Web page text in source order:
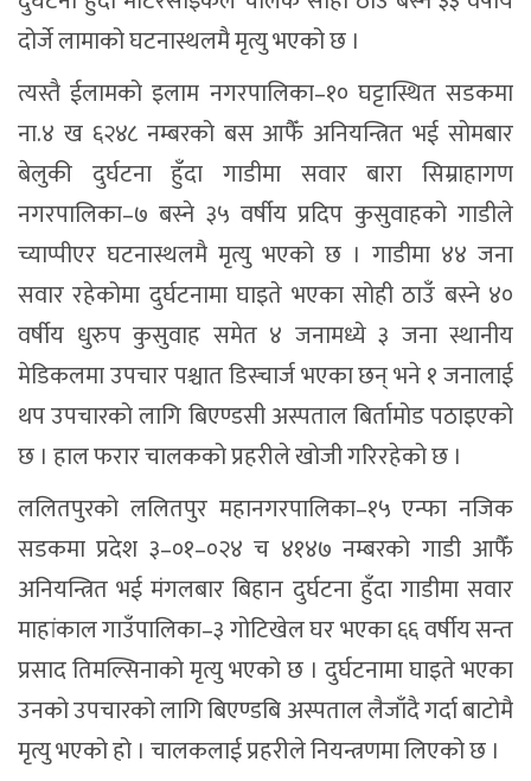
दोर्जे लामाको घटनास्थलमै मृत्यु भएको छ ।
त्यस्तै ईलामको इलाम नगरपालिका–१० घट्टास्थित सडकमा
ना.४ ख ६२४८ नम्बरको बस आफैँ अनियन्त्रित भई सोमबार
बेलुकी दुर्घटना हुँदा गाडीमा सवार बारा सिम्राहागण
नगरपालिका–७ बस्ने ३५ वर्षीय प्रदिप कुसुवाहको गाडीले
च्याप्पीएर घटनास्थलमै मृत्यु भएको छ । गाडीमा ४४ जना
सवार रहेकोमा दुर्घटनामा घाइते भएका सोही ठाउँ बस्ने ४०
वर्षीय धुरुप कुसुवाह समेत ४ जनामध्ये ३ जना स्थानीय
मेडिकलमा उपचार पश्चात डिस्चार्ज भएका छन् भने १ जनालाई
थप उपचारको लागि बिएण्डसी अस्पताल बिर्तामोड पठाइएको
छ । हाल फरार चालकको प्रहरीले खोजी गरिरहेको छ ।
ललितपुरको ललितपुर महानगरपालिका–१५ एन्फा नजिक
सडकमा प्रदेश ३–०१–०२४ च ४१४७ नम्बरको गाडी आफैँ
अनियन्त्रित भई मंगलबार बिहान दुर्घटना हुँदा गाडीमा सवार
माहांकाल गाउँपालिका–३ गोटिखेल घर भएका ६६ वर्षीय सन्त
प्रसाद तिमल्सिनाको मृत्यु भएको छ । दुर्घटनामा घाइते भएका
उनको उपचारको लागि बिएण्डबि अस्पताल लैजाँदै गर्दा बाटोमै
मृत्यु भएको हो । चालकलाई प्रहरीले नियन्त्रणमा लिएको छ ।